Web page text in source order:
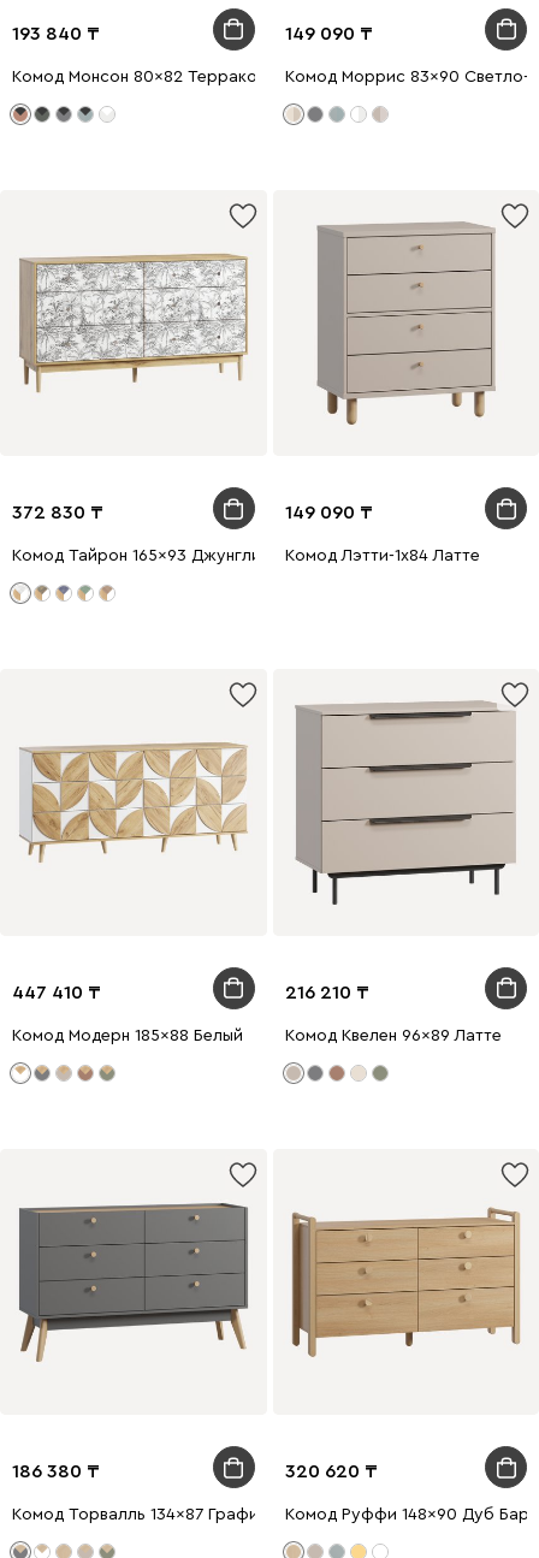
193 840
Комод Монсон 80x82 Терракотовый
149 090
Комод Моррис 83x90 Светло-
372 830
Комод Тайрон 165x93 Джунгли ​
149 090
Комод Лэтти-1x84 Латте
447 410
Комод Модерн 185x88 Белый
216 210
Комод Квелен 96x89 Латте
186 380
Комод Торвалль 134x87 Графитовый
320 620
Комод Руффи 148x90 Дуб